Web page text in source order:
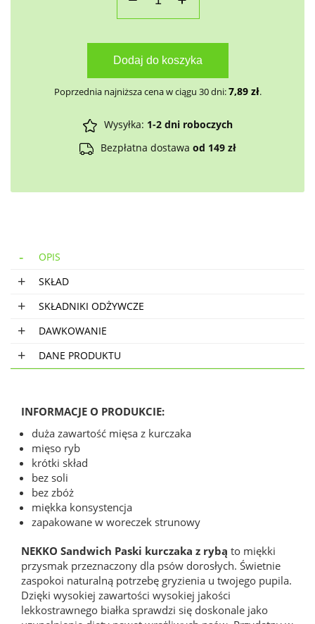
Dodaj do koszyka
Poprzednia najniższa cena w ciągu 30 dni:7,89 zł.
Wysyłka: 1-2 dni roboczych
Bezpłatna dostawa od 149 zł
OPIS
SKŁAD
SKŁADNIKI ODŻYWCZE
DAWKOWANIE
DANE PRODUKTU
INFORMACJE O PRODUKCIE:
duża zawartość mięsa z kurczaka
mięso ryb
krótki skład
bez soli
bez zbóż
miękka konsystencja
zapakowane w woreczek strunowy
NEKKO Sandwich Paski kurczaka z rybą to miękki
przysmak przeznaczony dla psów dorosłych. Świetnie
zaspokoi naturalną potrzebę gryzienia u twojego pupila.
Dzięki wysokiej zawartości wysokiej jakości
lekkostrawnego białka sprawdzi się doskonale jako